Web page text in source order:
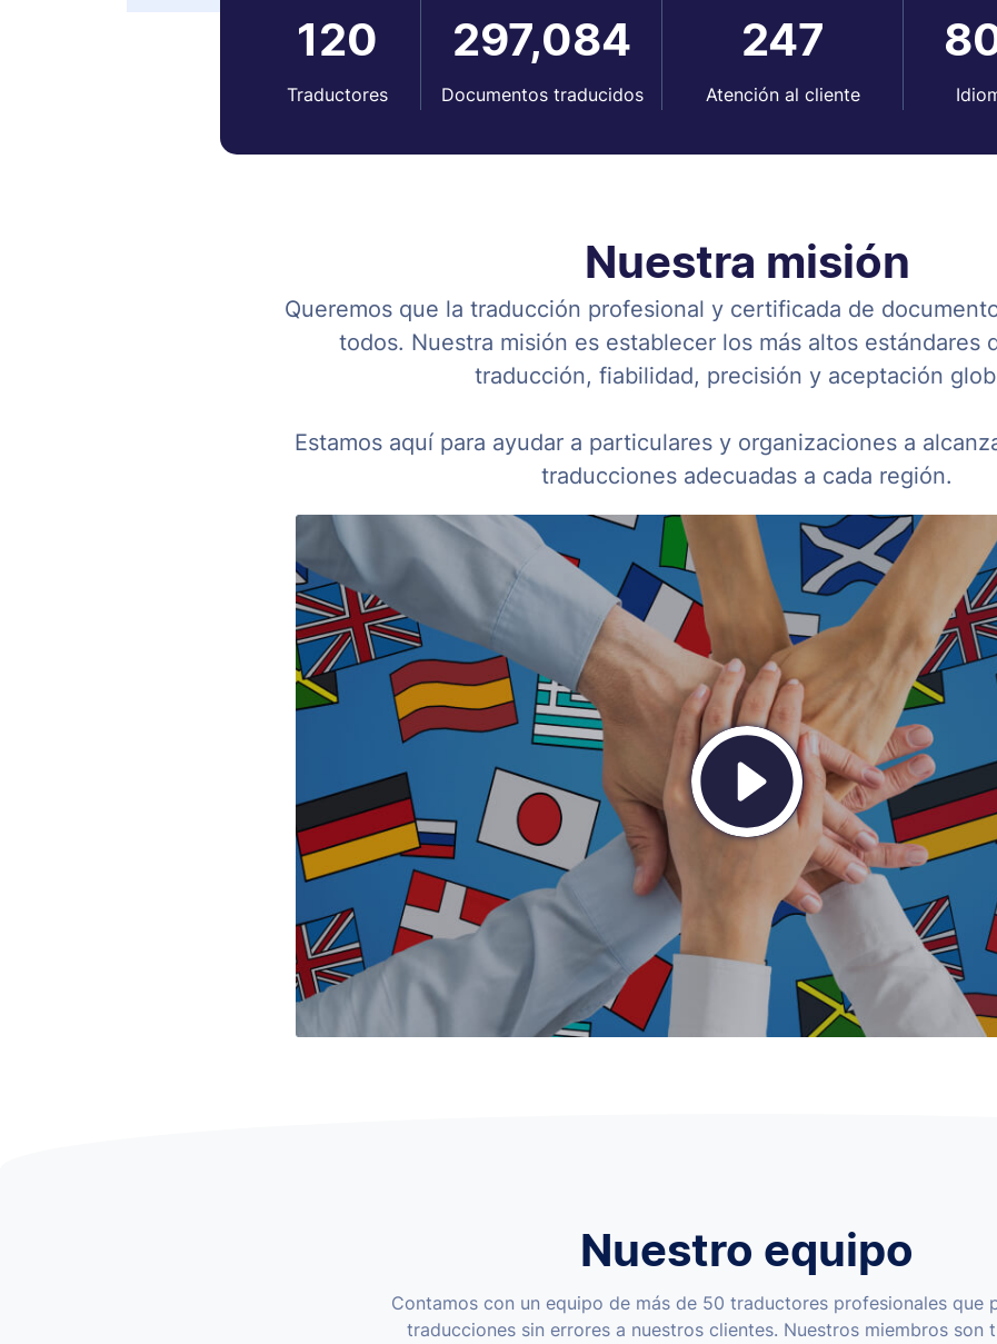
120
Traductores
297,084
Documentos traducidos
247
Atención al cliente
Nuestra misión
Queremos que la traducción profesional y certificada de
todos. Nuestra misión es establecer los más altos estándares
traducción, fiabilidad, precisión y aceptación
Estamos aquí para ayudar a particulares y organizaciones a
traducciones adecuadas a cada región.
Nuestro equipo
Contamos con un equipo de más de 50 traductores profesionales que
traducciones sin errores a nuestros clientes. Nuestros miembros son